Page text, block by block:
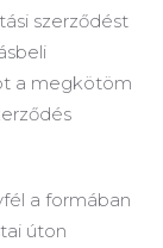
szerződést
a megkötöm
a formában
úton